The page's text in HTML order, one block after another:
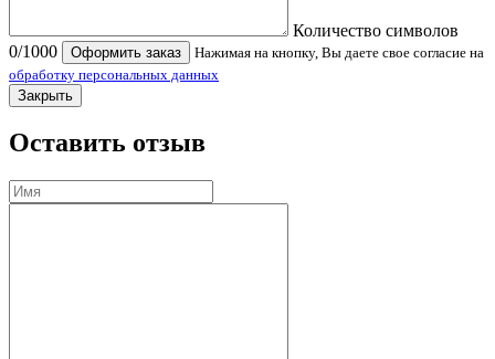
Количество символов
0/1000 Оформить заказ
Нажимая на кнопку, Вы даете свое согласие на
обработку персональных данных
Закрыть
Оставить отзыв